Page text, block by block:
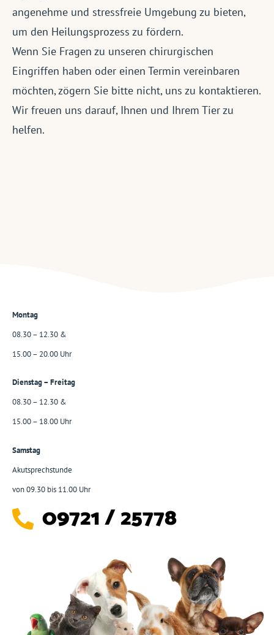
angenehme und stressfreie Umgebung zu bieten,
um den Heilungsprozess zu fördern.
Wenn Sie Fragen zu unseren chirurgischen
Eingriffen haben oder einen Termin vereinbaren
möchten, zögern Sie bitte nicht, uns zu kontaktieren.
Wir freuen uns darauf, Ihnen und Ihrem Tier zu
helfen.
Montag
08.30 – 12.30 &
15.00 – 20.00 Uhr
Dienstag – Freitag
08.30 – 12.30 &
15.00 – 18.00 Uhr
Samstag
Akutsprechstunde
von 09.30 bis 11.00 Uhr
09721 / 25778